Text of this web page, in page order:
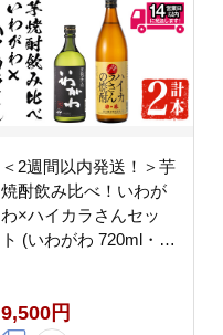
＜2週間以内発送！＞芋
焼酎飲み比べ！いわが
わ×ハイカラさんセッ
ト (いわがわ 720ml・ハ
【山元商店】A875
9,500円